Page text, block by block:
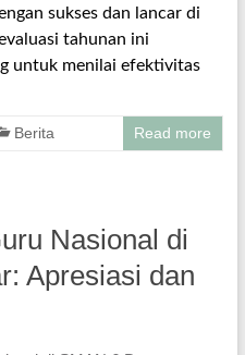
sukses dan lancar di
tahunan ini
untuk menilai efektivitas
Berita Read more
Nasional di
Apresiasi dan